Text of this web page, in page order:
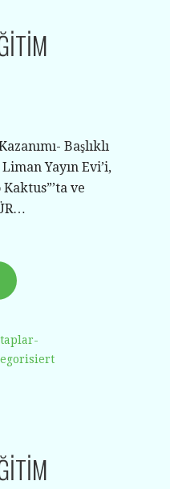
Başlıklı
Yayın Evi’i,
ve